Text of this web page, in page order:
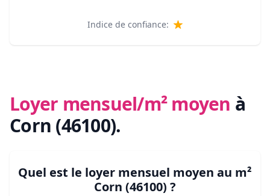
Indice de confiance:
Loyer mensuel/m² moyen à
Corn (46100).
Quel est le loyer mensuel moyen au m²
Corn (46100) ?